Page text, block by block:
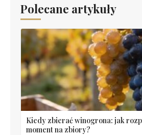
Polecane artykuły
Kiedy zbierać winogrona: jak
moment na zbiory?